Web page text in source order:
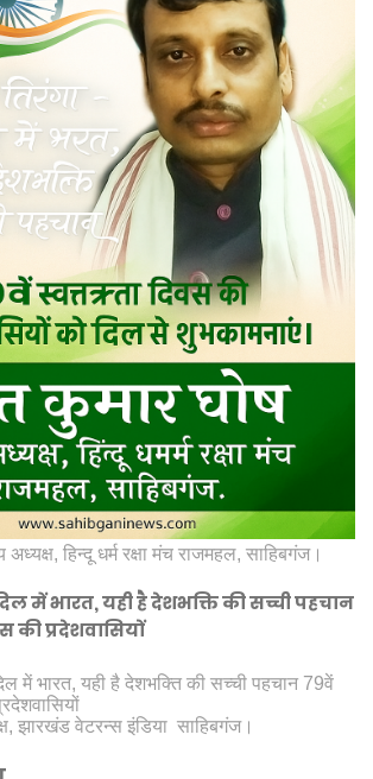
हिन्दू धर्म रक्षा मंच राजमहल, साहिबगंज।
में भारत, यही है देशभक्ति की सच्ची पहचान
की प्रदेशवासियों
झारखंड वेटरन्स इंडिया साहिबगंज।